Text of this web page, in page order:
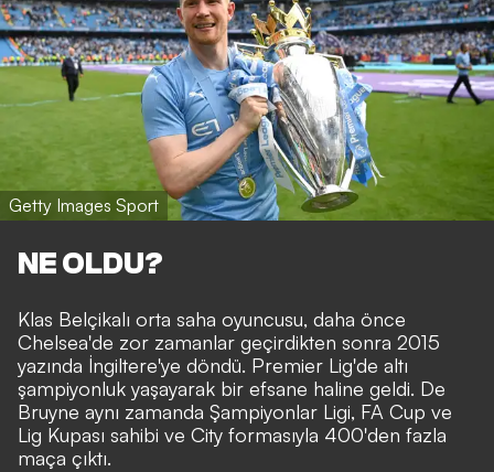
Getty Images Sport
NE OLDU?
Klas Belçikalı orta saha oyuncusu, daha önce
Chelsea'de zor zamanlar geçirdikten sonra 2015
yazında İngiltere'ye döndü. Premier Lig'de altı
şampiyonluk yaşayarak bir efsane haline geldi. De
Bruyne aynı zamanda Şampiyonlar Ligi, FA Cup ve
Lig Kupası sahibi ve City formasıyla 400'den fazla
maça çıktı.